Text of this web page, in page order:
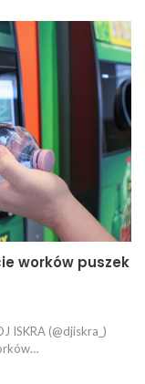
worków puszek
ISKRA (@djiskra_)